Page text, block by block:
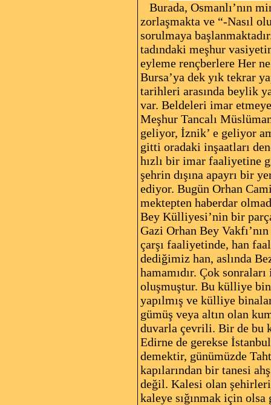
Burada, Osmanlı’nın
zorlaşmakta ve “-Nasıl
sorulmaya
tadındaki meşhur
eyleme rençberlere Her
Bursa’ya dek yık tekrar
tarihleri arasında beylik
var. Beldeleri imar
Meşhur Tancalı
geliyor, İznik’ e geliyor
gitti oradaki inşaatları
hızlı bir imar faaliyetine
şehrin dışına apayrı bir
ediyor. Bugün Orhan
mektepten haberdar
Bey Külliyesi’nin bir
Gazi Orhan Bey
çarşı faaliyetinde, han
dediğimiz han, aslında
hamamıdır. Çok
oluşmuştur. Bu külliye
yapılmış ve külliye
gümüş veya altın olan
duvarla çevrili. Bir de bu
Edirne de gerekse
demektir, günümüzde
kapılarından bir tanesi
değil. Kalesi olan
kaleye sığınmak için olsa